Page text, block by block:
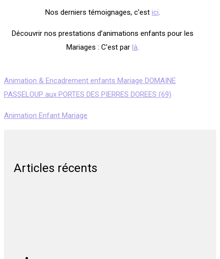
Nos derniers témoignages, c’est ici.
Découvrir nos prestations d’animations enfants pour les
Mariages : C’est par là.
Animation & Encadrement enfants Mariage DOMAINE
PASSELOUP aux PORTES DES PIERRES DOREES (69)
Animation Enfant Mariage
Articles récents